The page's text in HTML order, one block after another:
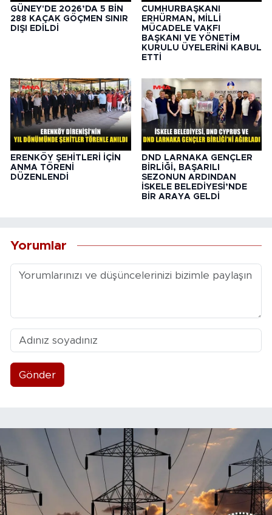
GÜNEY'DE 2026’DA 5 BİN
288 KAÇAK GÖÇMEN SINIR
DIŞI EDİLDİ
CUMHURBAŞKANI
ERHÜRMAN, MİLLİ
MÜCADELE VAKFI
BAŞKANI VE YÖNETİM
KURULU ÜYELERİNİ KABUL
ETTİ
ERENKÖY ŞEHİTLERİ İÇİN
ANMA TÖRENİ
DÜZENLENDİ
DND LARNAKA GENÇLER
BİRLİĞİ, BAŞARILI
SEZONUN ARDINDAN
İSKELE BELEDİYESİ’NDE
BİR ARAYA GELDİ
Yorumlar
Gönder